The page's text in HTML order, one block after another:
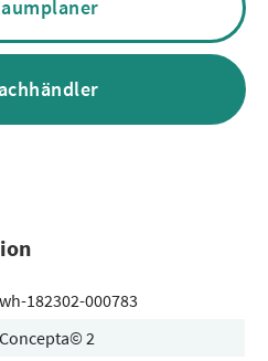
wh-182302-000783
Concepta© 2